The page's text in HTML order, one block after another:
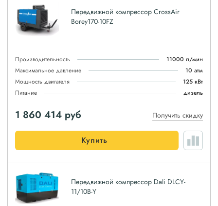
Передвижной компрессор CrossAir
Borey170-10FZ
Производительность
11000 л/мин
Максимальное давление
10 атм
Мощность двигателя
125 кВт
Питание
дизель
1 860 414 руб Получить скидку
Купить
Передвижной компрессор Dali DLCY-
11/10B-Y